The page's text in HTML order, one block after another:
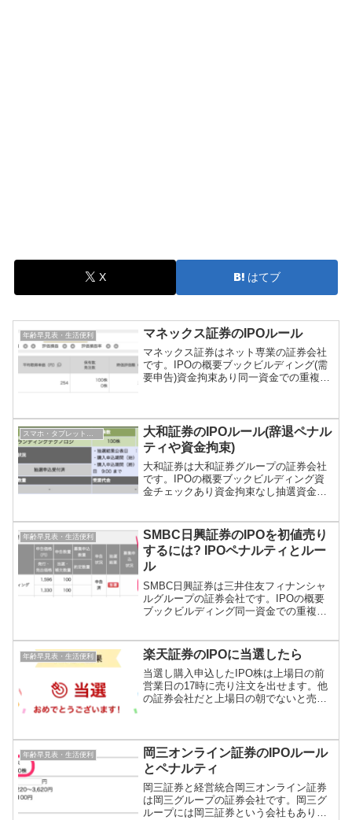
X はてブ
年齢早見表・生活便利 マネックス証券のIPOルール
マネックス証券はネット専業の証券会社
です。IPOの概要ブックビルディング(需
要申告)資金拘束あり同一資金での重複申
20:30以降メール通知当落購入申込当選辞
退ペナル...
スマホ・タブレット・ガジェット
大和証券のIPOルール(辞退ペナル
ティや資金拘束)
大和証券は大和証券グループの証券会社
です。IPOの概要ブックビルディング資
金チェックあり資金拘束なし抽選資金抽
一当選日可結果発表抽選日の翌営業日の6
時以降メール通知...
年齢早見表・生活便利
SMBC日興証券のIPOを初値売り
するには? IPOペナルティとルー
ル
SMBC日興証券は三井住友フィナンシャ
ルグループの証券会社です。IPOの概要
ブックビルディング同一資金での重複申
結果発表抽選日の17時以降メール通知当
落購入申込当...
年齢早見表・生活便利 楽天証券のIPOに当選したら
当選し購入申込したIPO株は上場日の前
営業日の17時に売り注文を出せます。他
の証券会社だと上場日の朝でないと売り
ます。IPO株が購入されるといつものIPO
画面に「保有商...
年齢早見表・生活便利
岡三オンライン証券のIPOルール
とペナルティ
岡三証券と経営統合岡三オンライン証券
は岡三グループの証券会社です。岡三グ
ループには岡三証券という会社もあり紛